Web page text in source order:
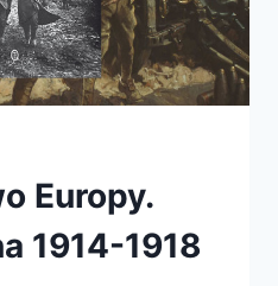
Europy.
1914-1918